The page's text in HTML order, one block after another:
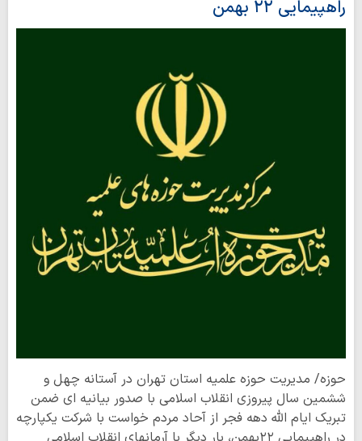
راهپیمایی ۲۲ بهمن
حوزه/ مدیریت حوزه علمیه استان تهران در آستانه چهل و
ششمین سال پیروزی انقلاب اسلامی با صدور بیانیه ای ضمن
تبریک ایام الله دهه فجر از آحاد مردم خواست با شرکت یکپارچه